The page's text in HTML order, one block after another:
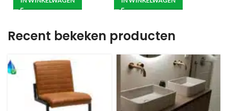
Recent bekeken producten